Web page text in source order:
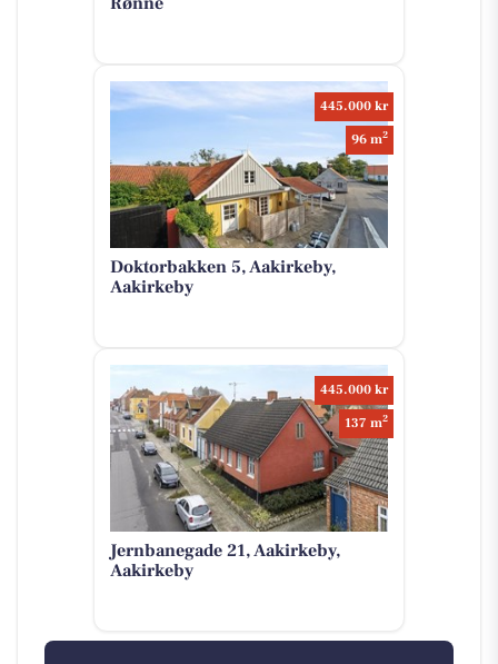
445.000 kr
96 m2
Doktorbakken 5, Aakirkeby,
Aakirkeby
445.000 kr
137 m2
Jernbanegade 21, Aakirkeby,
Aakirkeby